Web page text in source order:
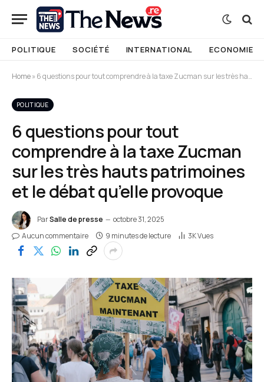
POLITIQUE SOCIÉTÉ INTERNATIONAL ECONOMIE
Home»6 questions pour tout comprendre à la taxe Zucman sur les très hauts patrimoines et le débat qu’elle provoque
POLITIQUE
6 questions pour tout
comprendre à la taxe Zucman
sur les très hauts patrimoines
et le débat qu’elle provoque
ParSalle de presse
octobre 31, 2025
Aucun commentaire
9 minutes de lecture 3KVues